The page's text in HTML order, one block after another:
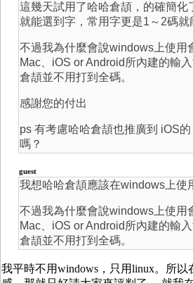
這幾天試用了哈哈倉頡，的確簡化
就能選到字，常用字更是1～2碼就
不過我為什麼會說windows上使用
Mac、iOS or Android所內建的輸
倉頡並不用打到全碼。
感謝您的付出
ps 有考慮哈哈倉頡也推廣到 iOS
嗎？
guest
我想哈哈倉頡應該在windows上使
不過我為什麼會說windows上使用
Mac、iOS or Android所內建的輸
倉頡並不用打到全碼。
我平時不用windows，只用linux。所以